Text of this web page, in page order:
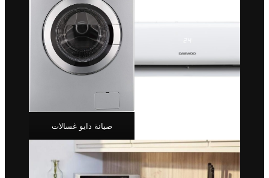
صيانة دايو غسالات